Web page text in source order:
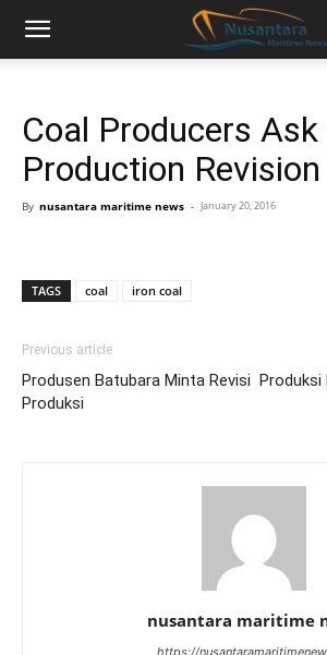
Coal Producers
Production Revision
By nusantara maritime news - January 20, 2016
TAGS coal iron coal
Previous article
Produsen Batubara Minta Revisi
Produksi
Produksi
nusantara maritime
https://